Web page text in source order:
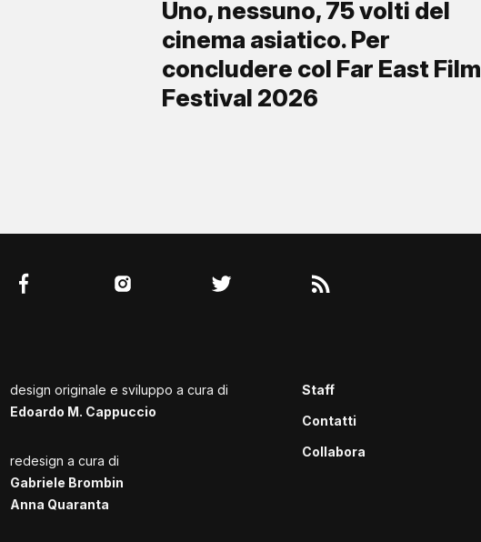
Uno, nessuno, 75 volti del
cinema asiatico. Per
concludere col Far East Film
Festival 2026
design originale e sviluppo a cura di
Edoardo M. Cappuccio
redesign a cura di
Gabriele Brombin
Anna Quaranta
Staff
Contatti
Collabora